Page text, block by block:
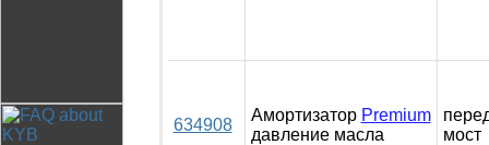
634908
Амортизатор Premium
давление масла
мост